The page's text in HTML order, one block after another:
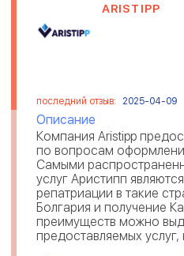
ARISTIPP
последний отзыв: 2025-04-09
Описание
Компания Aristipp
по вопросам
Самыми
услуг Аристипп
репатриации в такие
Болгария и получение
преимуществ можно
предоставляемых